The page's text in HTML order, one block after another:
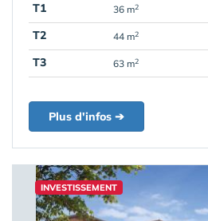
T1 36 m2
T2
44 m2
T3
63 m2
Plus d'infos ➔
INVESTISSEMENT